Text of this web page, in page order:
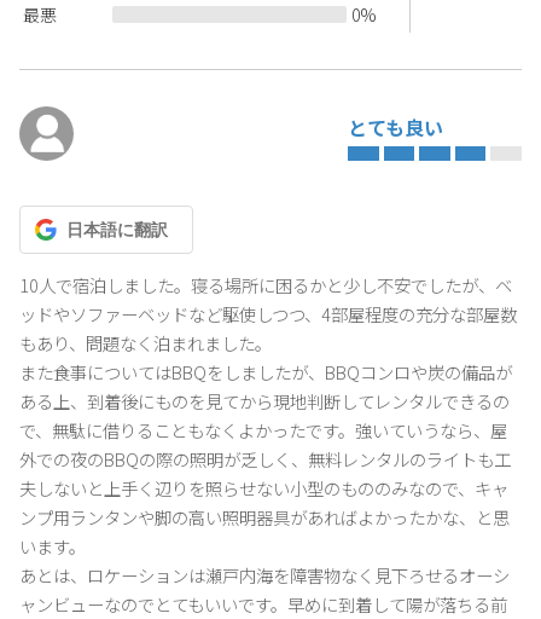
最悪
0%
とても良い
日本語に翻訳
10人で宿泊しました。寝る場所に困るかと少し不安でしたが、ベ
ッドやソファーベッドなど駆使しつつ、4部屋程度の充分な部屋数
もあり、問題なく泊まれました。
また食事についてはBBQをしましたが、BBQコンロや炭の備品が
ある上、到着後にものを見てから現地判断してレンタルできるの
で、無駄に借りることもなくよかったです。強いていうなら、屋
外での夜のBBQの際の照明が乏しく、無料レンタルのライトも工
夫しないと上手く辺りを照らせない小型のもののみなので、キャ
ンプ用ランタンや脚の高い照明器具があればよかったかな、と思
います。
あとは、ロケーションは瀬戸内海を障害物なく見下ろせるオーシ
ャンビューなのでとてもいいです。早めに到着して陽が落ちる前